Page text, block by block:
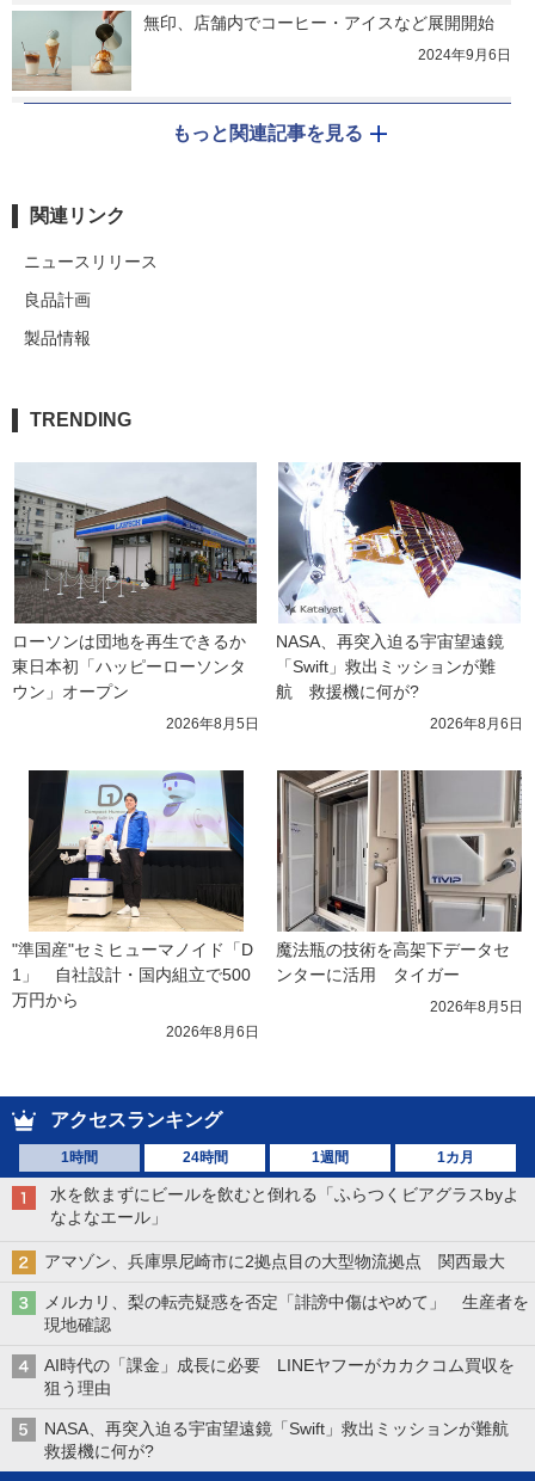
無印、店舗内でコーヒー・アイスなど展開開始
2024年9月6日
もっと関連記事を見る
関連リンク
ニュースリリース
良品計画
製品情報
TRENDING
ローソンは団地を再生できるか
東日本初「ハッピーローソンタ
ウン」オープン
2026年8月5日
NASA、再突入迫る宇宙望遠鏡
「Swift」救出ミッションが難
航　救援機に何が?
2026年8月6日
"準国産"セミヒューマノイド「D
1」　自社設計・国内組立で500
万円から
2026年8月6日
魔法瓶の技術を高架下データセ
ンターに活用　タイガー
2026年8月5日
アクセスランキング
1時間 24時間 1週間 1カ月
水を飲まずにビールを飲むと倒れる「ふらつくビアグラスbyよ
なよなエール」
アマゾン、兵庫県尼崎市に2拠点目の大型物流拠点 関西最大
メルカリ、梨の転売疑惑を否定「誹謗中傷はやめて」 生産者を
現地確認
AI時代の「課金」成長に必要 LINEヤフーがカカクコム買収を
狙う理由
NASA、再突入迫る宇宙望遠鏡「Swift」救出ミッションが難航
救援機に何が?